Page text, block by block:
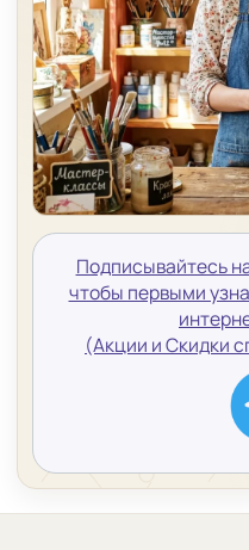
Подписывайтесь
чтобы первыми
(Акции и Скидки